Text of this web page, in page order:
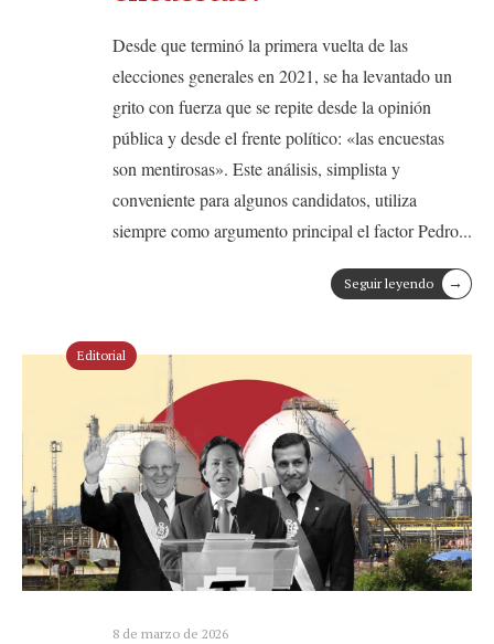
Desde que terminó la primera vuelta de las
elecciones generales en 2021, se ha levantado un
grito con fuerza que se repite desde la opinión
pública y desde el frente político: «las encuestas
son mentirosas». Este análisis, simplista y
conveniente para algunos candidatos, utiliza
siempre como argumento principal el factor Pedro...
Seguir leyendo →
Editorial
8 de marzo de 2026